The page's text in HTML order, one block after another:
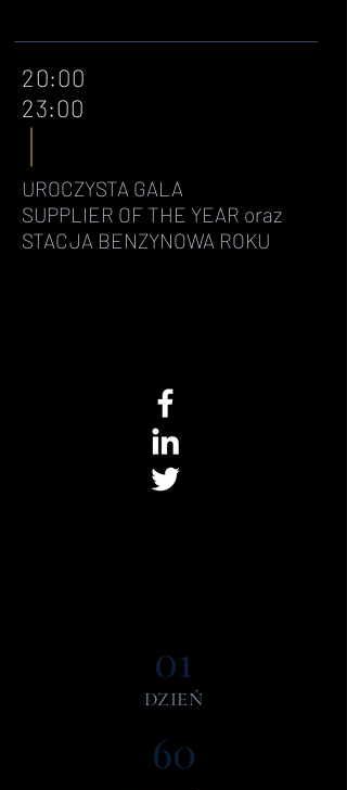
20:00
23:00
UROCZYSTA GALA
SUPPLIER OF THE YEAR oraz
STACJA BENZYNOWA ROKU
01
DZIEŃ
60